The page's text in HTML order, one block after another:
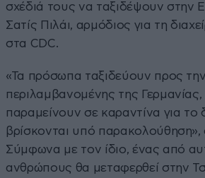
σχέδιά τους να ταξιδέψουν στην
Σατίς Πιλάι, αρμόδιος για τη
στα CDC.
«Τα πρόσωπα ταξιδεύουν προς
περιλαμβανομένης της Γερμανίας,
παραμείνουν σε καραντίνα για το
βρίσκονται υπό παρακολούθηση»,
Σύμφωνα με τον ίδιο, ένας από
ανθρώπους θα μεταφερθεί στην